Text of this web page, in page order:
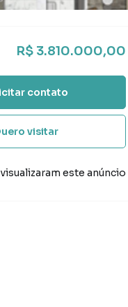
R$ 3.810.000,00
contato
visitar
este anúncio